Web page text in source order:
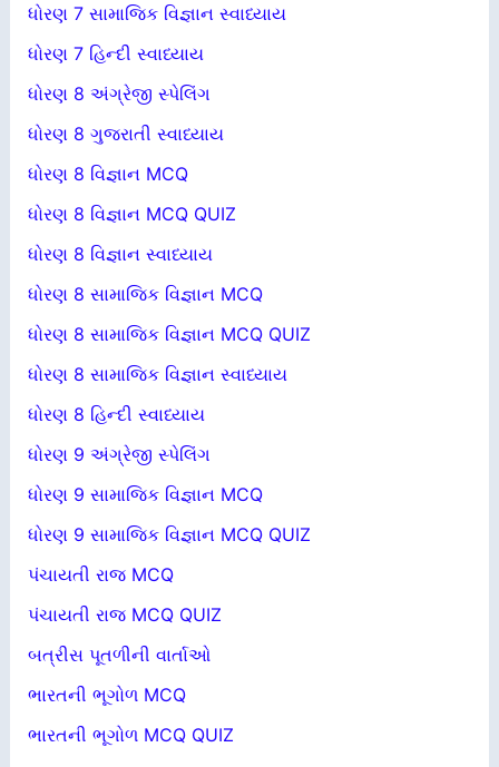
ધોરણ 7 સામાજિક વિજ્ઞાન સ્વાધ્યાય
ધોરણ 7 હિન્દી સ્વાધ્યાય
ધોરણ 8 અંગ્રેજી સ્પેલિંગ
ધોરણ 8 ગુજરાતી સ્વાધ્યાય
ધોરણ 8 વિજ્ઞાન MCQ
ધોરણ 8 વિજ્ઞાન MCQ QUIZ
ધોરણ 8 વિજ્ઞાન સ્વાધ્યાય
ધોરણ 8 સામાજિક વિજ્ઞાન MCQ
ધોરણ 8 સામાજિક વિજ્ઞાન MCQ QUIZ
ધોરણ 8 સામાજિક વિજ્ઞાન સ્વાધ્યાય
ધોરણ 8 હિન્દી સ્વાધ્યાય
ધોરણ 9 અંગ્રેજી સ્પેલિંગ
ધોરણ 9 સામાજિક વિજ્ઞાન MCQ
ધોરણ 9 સામાજિક વિજ્ઞાન MCQ QUIZ
પંચાયતી રાજ MCQ
પંચાયતી રાજ MCQ QUIZ
બત્રીસ પૂતળીની વાર્તાઓ
ભારતની ભૂગોળ MCQ
ભારતની ભૂગોળ MCQ QUIZ